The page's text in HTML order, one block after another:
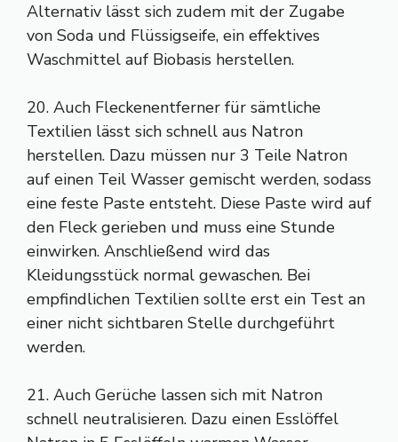
Alternativ lässt sich zudem mit der Zugabe
von Soda und Flüssigseife, ein effektives
Waschmittel auf Biobasis herstellen.
20. Auch Fleckenentferner für sämtliche
Textilien lässt sich schnell aus Natron
herstellen. Dazu müssen nur 3 Teile Natron
auf einen Teil Wasser gemischt werden, sodass
eine feste Paste entsteht. Diese Paste wird auf
den Fleck gerieben und muss eine Stunde
einwirken. Anschließend wird das
Kleidungsstück normal gewaschen. Bei
empfindlichen Textilien sollte erst ein Test an
einer nicht sichtbaren Stelle durchgeführt
werden.
21. Auch Gerüche lassen sich mit Natron
schnell neutralisieren. Dazu einen Esslöffel